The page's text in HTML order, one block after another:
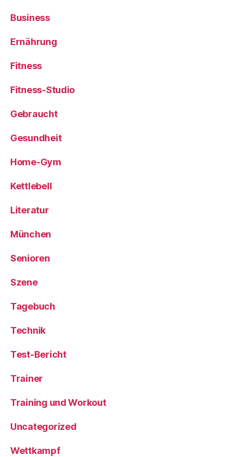
Business
Ernährung
Fitness
Fitness-Studio
Gebraucht
Gesundheit
Home-Gym
Kettlebell
Literatur
München
Senioren
Szene
Tagebuch
Technik
Test-Bericht
Trainer
Training und Workout
Uncategorized
Wettkampf